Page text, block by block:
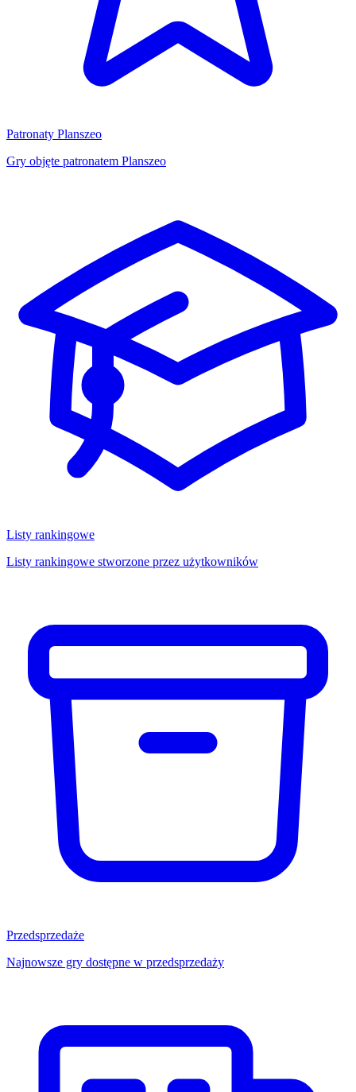
Patronaty Planszeo
Gry objęte patronatem Planszeo
Listy rankingowe
Listy rankingowe stworzone przez użytkowników
Przedsprzedaże
Najnowsze gry dostępne w przedsprzedaży